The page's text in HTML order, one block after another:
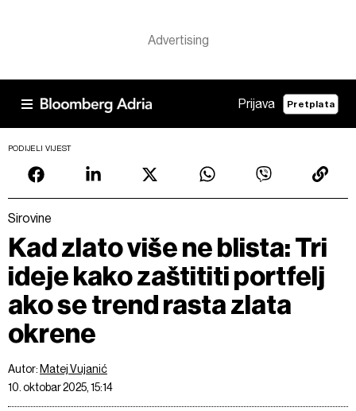
Prijava Pretplata
PODIJELI VIJEST
Sirovine
Kad zlato više ne blista: Tri
ideje kako zaštititi portfelj
ako se trend rasta zlata
okrene
Autor: Matej Vujanić
10. oktobar 2025, 15:14